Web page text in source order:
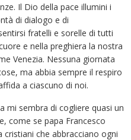
Il Dio della pace illumini i
di dialogo e di
fratelli e sorelle di tutti
e nella preghiera la nostra
Venezia. Nessuna giornata
ma abbia sempre il respiro
a ciascuno di noi.
mi sembra di cogliere quasi un
come se papa Francesco
cristiani che abbracciano ogni